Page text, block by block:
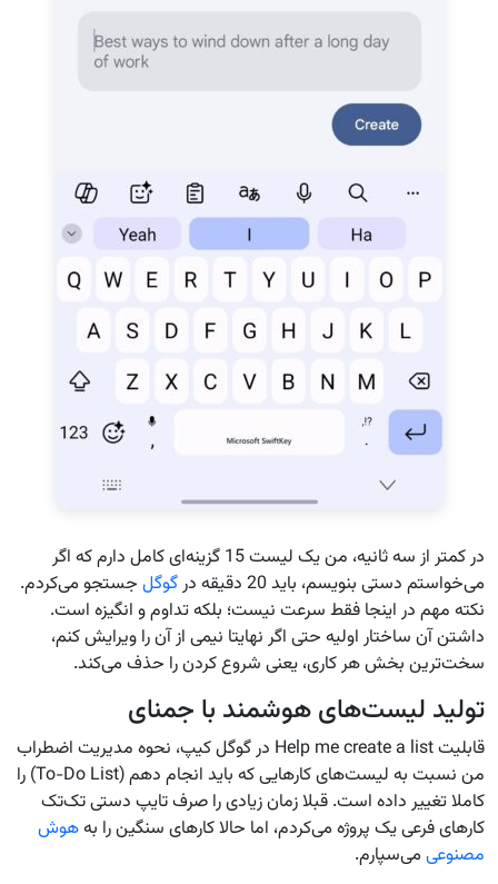
در کمتر از سه ثانیه، من یک لیست 15 گزینه‌ای کامل دارم که اگر
می‌خواستم دستی بنویسم، باید 20 دقیقه در
گوگل جستجو می‌کردم.
نکته مهم در اینجا فقط سرعت نیست؛ بلکه تداوم و انگیزه است.
داشتن آن ساختار اولیه حتی اگر نهایتا نیمی از آن را ویرایش کنم،
سخت‌ترین بخش هر کاری، یعنی شروع کردن را حذف می‌کند.
تولید لیست‌های هوشمند با جمنای
قابلیت Help me create a list در گوگل کیپ، نحوه مدیریت اضطراب
من نسبت به لیست‌های کارهایی که باید انجام دهم (To-Do List) را
کاملا تغییر داده است. قبلا زمان زیادی را صرف تایپ دستی تک‌تک
کارهای فرعی یک پروژه می‌کردم، اما حالا کارهای سنگین را بههوش
مصنوعی می‌سپارم.